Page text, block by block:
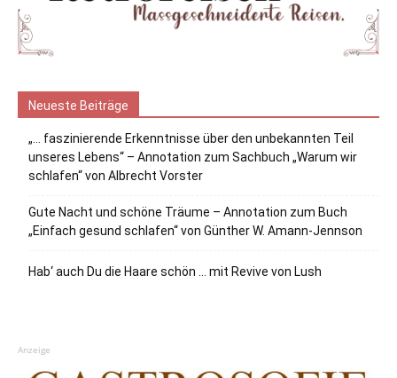
Neueste Beiträge
„… faszinierende Erkenntnisse über den unbekannten Teil
unseres Lebens“ – Annotation zum Sachbuch „Warum wir
schlafen“ von Albrecht Vorster
Gute Nacht und schöne Träume – Annotation zum Buch
„Einfach gesund schlafen“ von Günther W. Amann-Jennson
Hab‘ auch Du die Haare schön … mit Revive von Lush
Anzeige